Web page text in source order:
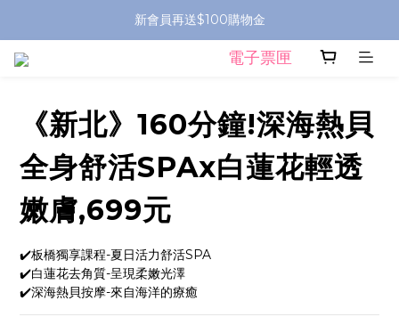
新會員再送$100購物金
電子票匣
《新北》160分鐘!深海熱貝
全身舒活SPAx白蓮花輕透
嫩膚,699元
✔️板橋獨享課程-夏日活力舒活SPA
✔️白蓮花去角質-呈現柔嫩光澤
✔️深海熱貝按摩-來自海洋的療癒